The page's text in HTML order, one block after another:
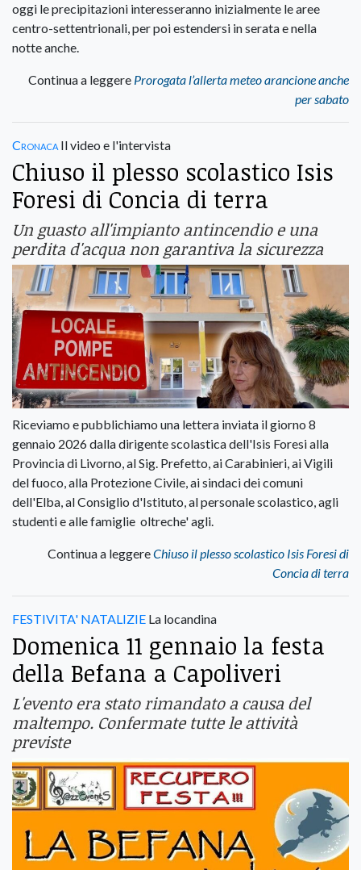
oggi le precipitazioni interesseranno inizialmente le aree
centro-settentrionali, per poi estendersi in serata e nella
notte anche.
Continua a leggere Prorogata l’allerta meteo arancione anche
per sabato
Cronaca Il video e l'intervista
Chiuso il plesso scolastico Isis
Foresi di Concia di terra
Un guasto all'impianto antincendio e una
perdita d'acqua non garantiva la sicurezza
Riceviamo e pubblichiamo una lettera inviata il giorno 8
gennaio 2026 dalla dirigente scolastica dell'Isis Foresi alla
Provincia di Livorno, al Sig. Prefetto, ai Carabinieri, ai Vigili
del fuoco, alla Protezione Civile, ai sindaci dei comuni
dell'Elba, al Consiglio d'Istituto, al personale scolastico, agli
studenti e alle famiglie oltreche' agli.
Continua a leggereChiuso il plesso scolastico Isis Foresi di
Concia di terra
FESTIVITA' NATALIZIE La locandina
Domenica 11 gennaio la festa
della Befana a Capoliveri
L'evento era stato rimandato a causa del
maltempo. Confermate tutte le attività
previste